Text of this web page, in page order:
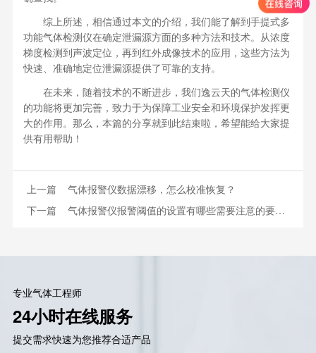
综上所述，相信通过本文的介绍，我们能了解到手提式多
功能气体检测仪在确定泄漏源方面的多种方法和技术。从浓度
梯度检测到声波定位，再到红外成像技术的应用，这些方法为
快速、准确地定位泄漏源提供了可靠的支持。
在未来，随着技术的不断进步，我们逸云天的气体检测仪
的功能将更加完善，致力于为保障工业安全和环境保护发挥更
大的作用。那么，本篇的分享就到此结束啦，希望能给大家提
供有用帮助！
上一篇 气体报警仪数据漂移，怎么校准恢复？
下一篇 气体报警仪报警阈值的设置有哪些需要注意的要点？
专业气体工程师
24小时在线服务
提交需求快速为您推荐合适产品